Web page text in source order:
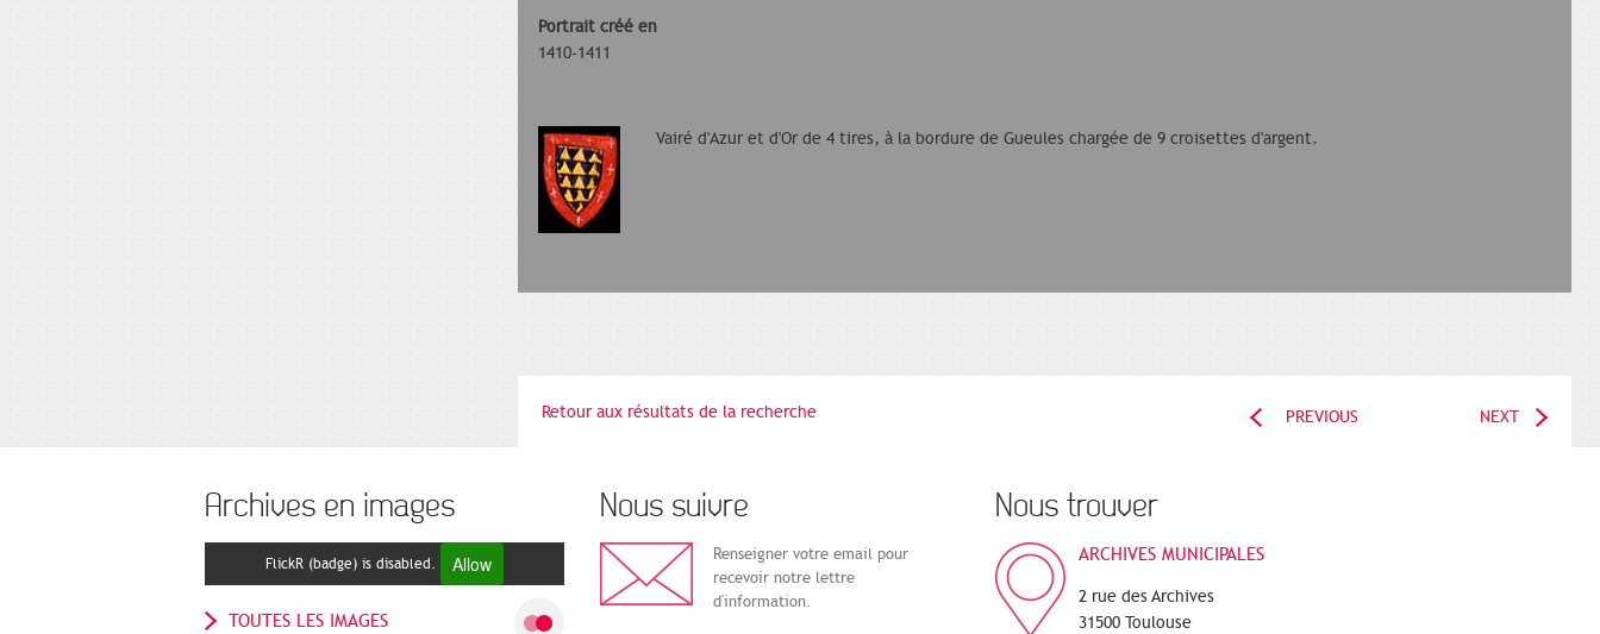
Portrait créé en
1410-1411
Vairé d'Azur et d'Or de 4 tires, à la bordure de Gueules chargée de 9 croisettes d'argent.
Retour aux résultats de la recherche PREVIOUS NEXT
Archives en images
FlickR (badge) is disabled. Allow
TOUTES LES IMAGES
Nous suivre
Renseigner votre email pour
recevoir notre lettre
d'information.
Nous trouver
ARCHIVES MUNICIPALES
2 rue des Archives
31500 Toulouse